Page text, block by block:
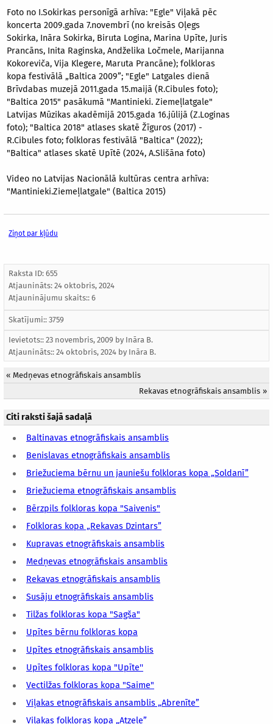
Foto no I.Sokirkas personīgā arhīva: "Egle" Viļakā pēc
koncerta 2009.gada 7.novembrī (no kreisās Oļegs
Sokirka, Ināra Sokirka, Biruta Logina, Marina Upīte, Juris
Prancāns, Inita Raginska, Andželika Ločmele, Marijanna
Kokoreviča, Vija Klegere, Maruta Prancāne); folkloras
kopa festivālā „Baltica 2009”; "Egle" Latgales dienā
Brīvdabas muzejā 2011.gada 15.maijā (R.Cibules foto);
"Baltica 2015" pasākumā "Mantinieki. Ziemeļlatgale"
Latvijas Mūzikas akadēmijā 2015.gada 16.jūlijā (Z.Loginas
foto); "Baltica 2018" atlases skatē Žīguros (2017) -
R.Cibules foto; folkloras festivālā "Baltica" (2022);
"Baltica" atlases skatē Upītē (2024, A.Slišāna foto)
Video no Latvijas Nacionālā kultūras centra arhīva:
"Mantinieki.Ziemeļlatgale" (Baltica 2015)
Ziņot par kļūdu
Raksta ID: 655
Atjaunināts: 24 oktobris, 2024
Atjauninājumu skaits:: 6
Skatījumi:: 3759
Ievietots:: 23 novembris, 2009 by Ināra B.
Atjaunināts:: 24 oktobris, 2024 by Ināra B.
« Medņevas etnogrāfiskais ansamblis
Rekavas etnogrāfiskais ansamblis »
Citi raksti šajā sadaļā
Baltinavas etnogrāfiskais ansamblis
Benislavas etnogrāfiskais ansamblis
Briežuciema bērnu un jauniešu folkloras kopa „Soldanī”
Briežuciema etnogrāfiskais ansamblis
Bērzpils folkloras kopa "Saivenis"
Folkloras kopa „Rekavas Dzintars”
Kupravas etnogrāfiskais ansamblis
Medņevas etnogrāfiskais ansamblis
Rekavas etnogrāfiskais ansamblis
Susāju etnogrāfiskais ansamblis
Tilžas folkloras kopa "Sagša"
Upītes bērnu folkloras kopa
Upītes etnogrāfiskais ansamblis
Upītes folkloras kopa "Upīte''
Vectilžas folkloras kopa "Saime"
Viļakas etnogrāfiskais ansamblis „Abrenīte”
Viļakas folkloras kopa „Atzele”